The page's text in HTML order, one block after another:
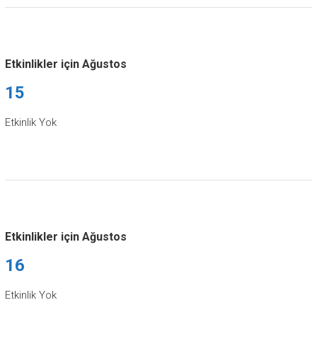
Etkinlikler için Ağustos
15
Etkinlik Yok
Etkinlikler için Ağustos
16
Etkinlik Yok